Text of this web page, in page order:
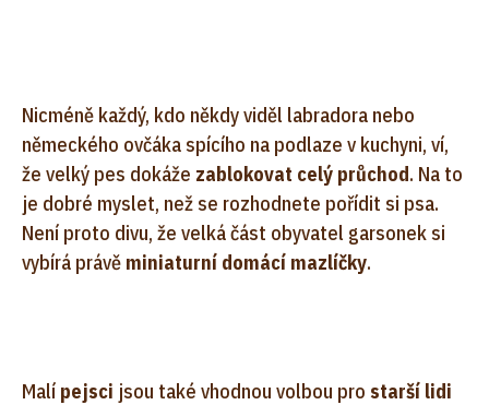
Nicméně každý, kdo někdy viděl labradora nebo
německého ovčáka spícího na podlaze v kuchyni, ví,
že velký pes dokáže zablokovat celý průchod. Na to
je dobré myslet, než se rozhodnete pořídit si psa.
Není proto divu, že velká část obyvatel garsonek si
vybírá právě miniaturní domácí mazlíčky.
Malí pejsci jsou také vhodnou volbou pro starší lidi